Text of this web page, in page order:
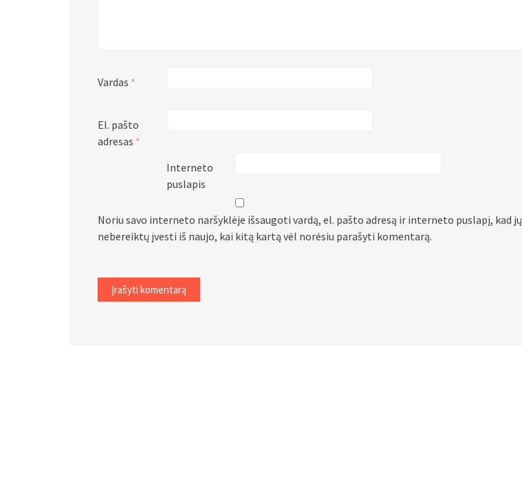
Vardas *
El. pašto
adresas *
Interneto
puslapis
Noriu savo interneto naršyklėje išsaugoti vardą, el. pašto adresą ir interneto puslapį, kad jų
nebereiktų įvesti iš naujo, kai kitą kartą vėl norėsiu parašyti komentarą.